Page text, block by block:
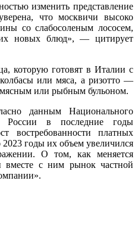
изменить представление
что москвичи высоко
со слабосоленым лососем,
новых блюд», — цитирует
которую готовят в Италии с
или мяса, а ризотто —
мясным или рыбным бульоном.
данным Национального
России в последние годы
востребованности платных
годы их объем увеличился
О том, как меняется
вместе с ним рынок частной